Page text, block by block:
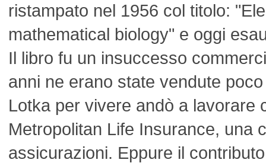
ristampato nel 1956 col titolo:
mathematical biology" e oggi
Il libro fu un insuccesso
anni ne erano state vendute
Lotka per vivere andò a lavorare
Metropolitan Life Insurance, una
assicurazioni. Eppure il